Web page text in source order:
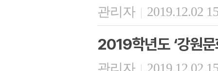
관리자 | 2019.12.02
2019학년도 ‘강원
관리자 | 2019.12.02